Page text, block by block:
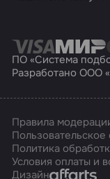
ПО «Система
Разработано ООО
Правила
Политика
Условия оплаты и
ДизайнAffarts